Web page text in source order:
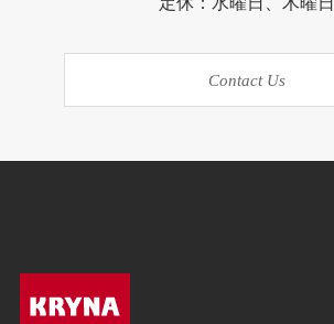
Contact Us